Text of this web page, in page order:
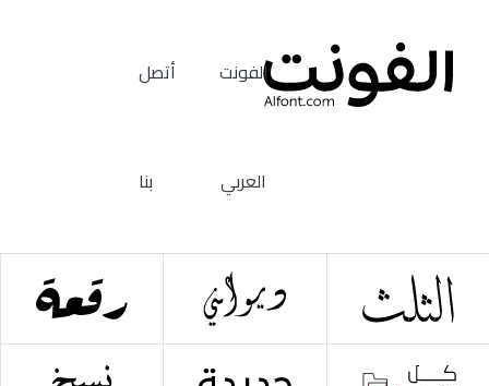
الفونت
العربي
أتصل
بنا